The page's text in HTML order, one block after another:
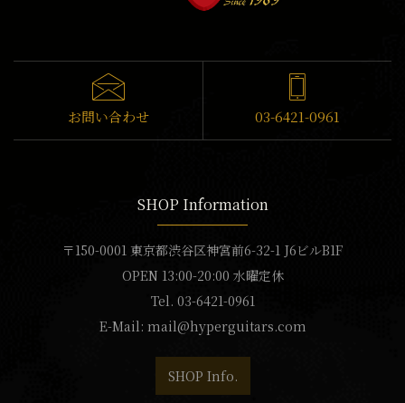
お問い合わせ 03-6421-0961
SHOP Information
〒150-0001 東京都渋谷区神宮前6-32-1 J6ビルB1F
OPEN 13:00-20:00 水曜定休
Tel. 03-6421-0961
E-Mail: mail@hyperguitars.com
SHOP Info.